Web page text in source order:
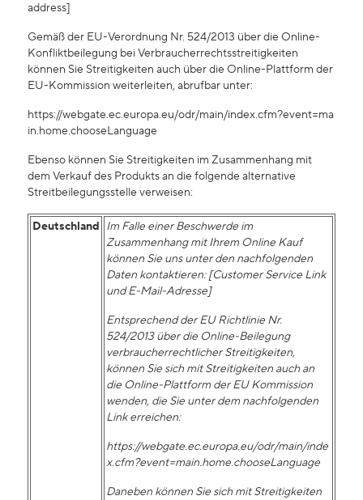
address]
Gemäß der EU-Verordnung Nr. 524/2013 über die Online-
Konfliktbeilegung bei Verbraucherrechtsstreitigkeiten
können Sie Streitigkeiten auch über die Online-Plattform der
EU-Kommission weiterleiten, abrufbar unter:
https://webgate.ec.europa.eu/odr/main/index.cfm?event=ma
in.home.chooseLanguage
Ebenso können Sie Streitigkeiten im Zusammenhang mit
dem Verkauf des Produkts an die folgende alternative
Streitbeilegungsstelle verweisen:
Deutschland Im Falle einer Beschwerde im
Zusammenhang mit Ihrem Online Kauf
können Sie uns unter den nachfolgenden
Daten kontaktieren: [Customer Service Link
und E-Mail-Adresse]
Entsprechend der EU Richtlinie Nr.
524/2013 über die Online-Beilegung
verbraucherrechtlicher Streitigkeiten,
können Sie sich mit Streitigkeiten auch an
die Online-Plattform der EU Kommission
wenden, die Sie unter dem nachfolgenden
Link erreichen:
https://webgate.ec.europa.eu/odr/main/inde
x.cfm?event=main.home.chooseLanguage
Daneben können Sie sich mit Streitigkeiten